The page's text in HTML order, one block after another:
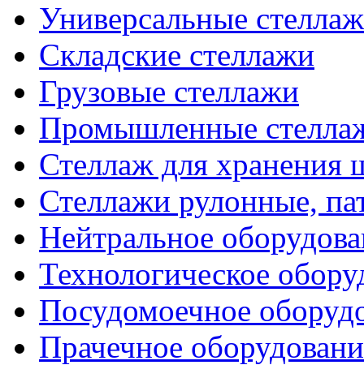
Универсальные
Складские стеллажи
Грузовые стеллажи
Промышленные
Стеллаж для хранения
Стеллажи рулонные,
Нейтральное
Технологическое
Посудомоечное
Прачечное